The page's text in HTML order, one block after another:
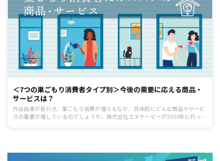
＜7つの巣ごもり消費者タイプ別＞今後の需要に応える商品・
サービスは？
外出自粛が長引き、巣ごもり消費が増えるなか、具体的にどんな商品やサービ
スの需要が増しているのでしょうか。株式会社エヌケービーが2020年に行った